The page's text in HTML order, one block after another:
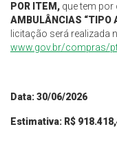
POR ITEM, que tem por
AMBULÂNCIAS
licitação será realizada
www.gov.br/compras/
Data:30/06/2026
Estimativa: R$